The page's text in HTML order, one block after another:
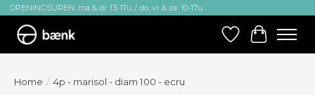
OPENINGSUREN: ma & di: 13-17u / do, vr & za: 10-17u
Verlanglijst
Home / 4p - marisol - diam 100 - ecru